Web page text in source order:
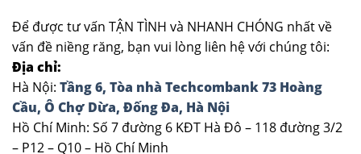
Để được tư vấn TẬN TÌNH và NHANH CHÓNG nhất về
vấn đề niềng răng, bạn vui lòng liên hệ với chúng tôi:
Địa chỉ:
Hà Nội: Tầng 6, Tòa nhà Techcombank 73 Hoàng
Cầu, Ô Chợ Dừa, Đống Đa, Hà Nội
Hồ Chí Minh: Số 7 đường 6 KĐT Hà Đô – 118 đường 3/2
– P12 – Q10 – Hồ Chí Minh